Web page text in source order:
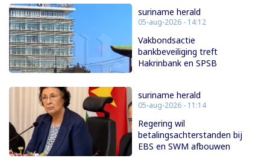
suriname herald
05-aug-2026 - 14:12
Vakbondsactie
bankbeveiliging treft
Hakrinbank en SPSB
suriname herald
05-aug-2026 - 11:14
Regering wil
betalingsachterstanden bij
EBS en SWM afbouwen